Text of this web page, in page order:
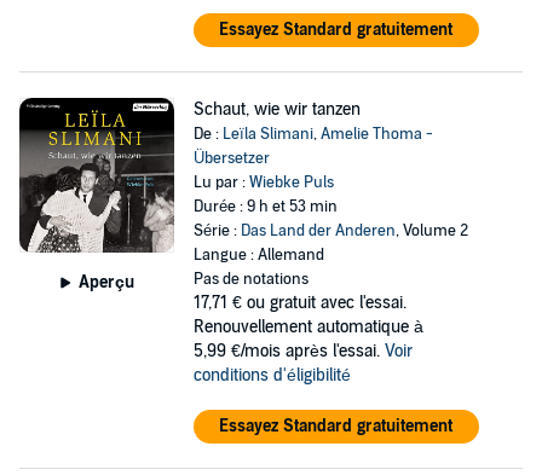
Essayez Standard gratuitement
Aperçu
Schaut, wie wir tanzen
De : Leïla Slimani,Amelie Thoma -
Übersetzer
Lu par :Wiebke Puls
Durée : 9 h et 53 min
Série : Das Land der Anderen, Volume 2
Langue : Allemand
Pas de notations
17,71 € ou gratuit avec l'essai.
Renouvellement automatique à
5,99 €/mois après l'essai. Voir
conditions d'éligibilité
Essayez Standard gratuitement